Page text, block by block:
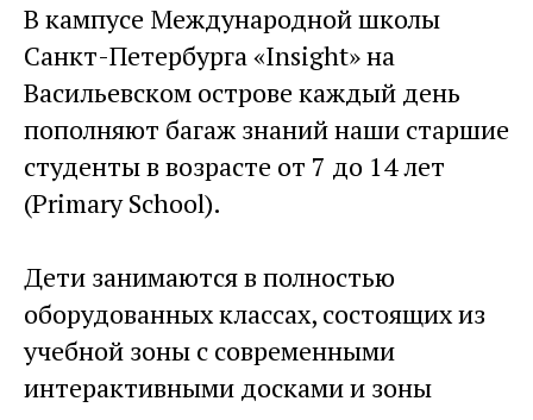
В кампусе Международной школы
Санкт-Петербурга «Insight» на
Васильевском острове каждый день
пополняют багаж знаний наши старшие
студенты в возрасте от 7 до 14 лет
(Primary School).
Дети занимаются в полностью
оборудованных классах, состоящих из
учебной зоны с современными
интерактивными досками и зоны